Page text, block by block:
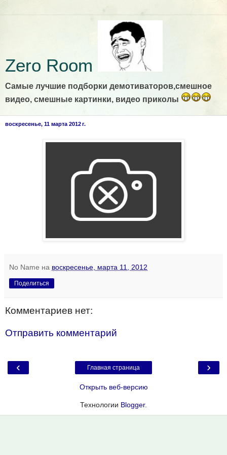
Zero Room
Самые лучшие подборки демотиваторов,смешное
видео, смешные картинки, видео приколы
воскресенье, 11 марта 2012 г.
No Name на воскресенье, марта 11, 2012
Поделиться
Комментариев нет:
Отправить комментарий
‹ ›
Главная страница
Открыть веб-версию
Технологии Blogger.